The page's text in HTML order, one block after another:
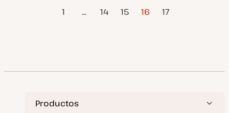
Paginación
1 … 14 15 16 17
Productos